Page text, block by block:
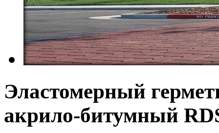
Эластомерный
акрило-битумный